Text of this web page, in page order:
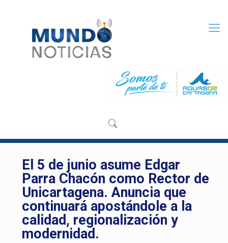
El 5 de junio asume Edgar
Parra Chacón como Rector de
Unicartagena. Anuncia que
continuará apostándole a la
calidad, regionalización y
modernidad.